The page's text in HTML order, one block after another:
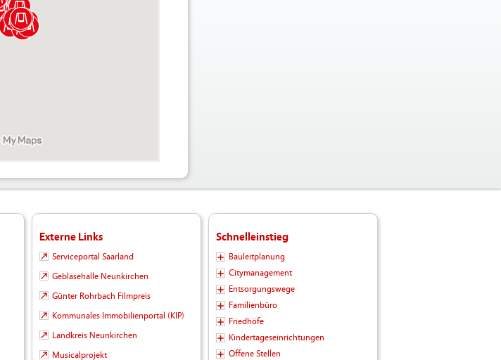
Externe Links
Serviceportal Saarland
Gebläsehalle Neunkirchen
Günter Rohrbach Filmpreis
Kommunales Immobilienportal (KIP)
Landkreis Neunkirchen
Musicalprojekt
Schnelleinstieg
Bauleitplanung
Citymanagement
Entsorgungswege
Familienbüro
Friedhöfe
Kindertageseinrichtungen
Offene Stellen